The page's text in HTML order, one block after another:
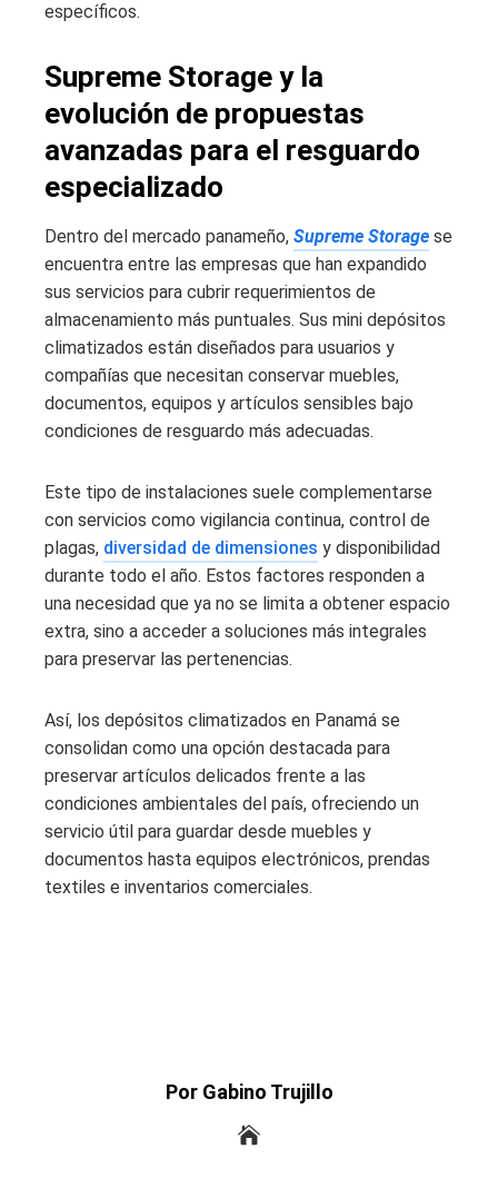
específicos.
Supreme Storage y la
evolución de propuestas
avanzadas para el resguardo
especializado
Dentro del mercado panameño, Supreme Storage se
encuentra entre las empresas que han expandido
sus servicios para cubrir requerimientos de
almacenamiento más puntuales. Sus mini depósitos
climatizados están diseñados para usuarios y
compañías que necesitan conservar muebles,
documentos, equipos y artículos sensibles bajo
condiciones de resguardo más adecuadas.
Este tipo de instalaciones suele complementarse
con servicios como vigilancia continua, control de
plagas, diversidad de dimensiones y disponibilidad
durante todo el año. Estos factores responden a
una necesidad que ya no se limita a obtener espacio
extra, sino a acceder a soluciones más integrales
para preservar las pertenencias.
Así, los depósitos climatizados en Panamá se
consolidan como una opción destacada para
preservar artículos delicados frente a las
condiciones ambientales del país, ofreciendo un
servicio útil para guardar desde muebles y
documentos hasta equipos electrónicos, prendas
textiles e inventarios comerciales.
Por Gabino Trujillo